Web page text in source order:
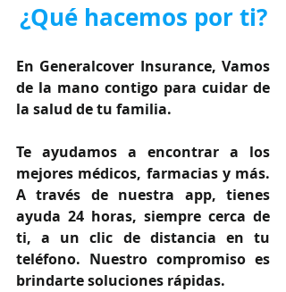
¿Qué hacemos por ti?
En Generalcover Insurance, Vamos
de la mano contigo para cuidar de
la salud de tu familia.
Te ayudamos a encontrar a los
mejores médicos, farmacias y más.
A través de nuestra app, tienes
ayuda 24 horas, siempre cerca de
ti, a un clic de distancia en tu
teléfono. Nuestro compromiso es
brindarte soluciones rápidas.